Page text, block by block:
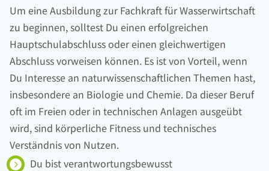
Um eine Ausbildung zur Fachkraft für Wasserwirtschaft
zu beginnen, solltest Du einen erfolgreichen
Hauptschulabschluss oder einen gleichwertigen
Abschluss vorweisen können. Es ist von Vorteil, wenn
Du Interesse an naturwissenschaftlichen Themen hast,
insbesondere an Biologie und Chemie. Da dieser Beruf
oft im Freien oder in technischen Anlagen ausgeübt
wird, sind körperliche Fitness und technisches
Verständnis von Nutzen.
Du bist verantwortungsbewusst